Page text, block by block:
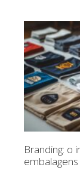
Branding: o